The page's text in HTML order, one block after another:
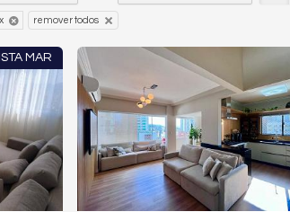
remover todos
MAR